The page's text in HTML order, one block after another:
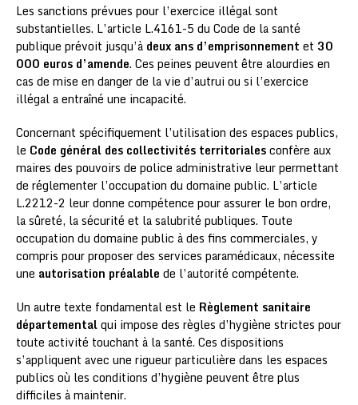
Les sanctions prévues pour l’exercice illégal sont
substantielles. L’article L.4161-5 du Code de la santé
publique prévoit jusqu’à deux ans d’emprisonnement et 30
000 euros d’amende. Ces peines peuvent être alourdies en
cas de mise en danger de la vie d’autrui ou si l’exercice
illégal a entraîné une incapacité.
Concernant spécifiquement l’utilisation des espaces publics,
le Code général des collectivités territorialesconfère aux
maires des pouvoirs de police administrative leur permettant
de réglementer l’occupation du domaine public. L’article
L.2212-2 leur donne compétence pour assurer le bon ordre,
la sûreté, la sécurité et la salubrité publiques. Toute
occupation du domaine public à des fins commerciales, y
compris pour proposer des services paramédicaux, nécessite
une autorisation préalable de l’autorité compétente.
Un autre texte fondamental est le Règlement sanitaire
départementalqui impose des règles d’hygiène strictes pour
toute activité touchant à la santé. Ces dispositions
s’appliquent avec une rigueur particulière dans les espaces
publics où les conditions d’hygiène peuvent être plus
difficiles à maintenir.